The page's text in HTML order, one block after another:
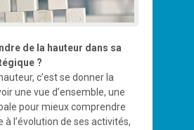
de la hauteur dans sa
?
c’est se donner la
une vue d’ensemble, une
pour mieux comprendre
à l’évolution de ses activités,